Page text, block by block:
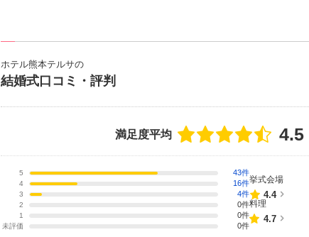
ホテル熊本テルサの
結婚式口コミ・評判
満足度平均 点数
4.5
5 43件
4 16件
3 4件
2 0件
1 0件
未評価 0件
挙式会場
点数
4.4
料理
点数
4.7